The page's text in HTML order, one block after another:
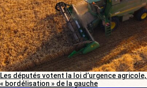
Les députés votent la loi d’urgence
« bordélisation » de la gauche